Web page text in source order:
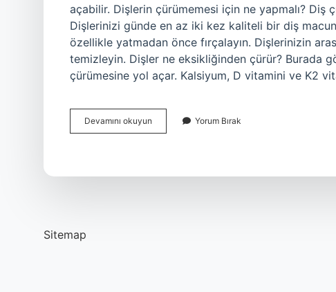
açabilir. Dişlerin çürümemesi için ne yapmalı? Diş
Dişlerinizi günde en az iki kez kaliteli bir diş
özellikle yatmadan önce fırçalayın. Dişlerinizin
temizleyin. Dişler ne eksikliğinden çürür? Burada
çürümesine yol açar. Kalsiyum, D vitamini ve K2
Devamını okuyun
Dişler
Yorum Bırak
Sitemap